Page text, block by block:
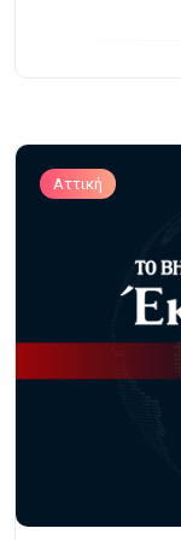
Αττική